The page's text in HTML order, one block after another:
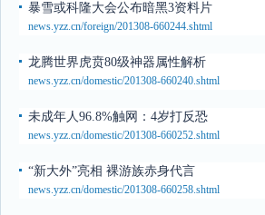
暴雪或科隆大会公布暗黑3资料片
news.yzz.cn/foreign/201308-660244.shtml
龙腾世界虎贲80级神器属性解析
news.yzz.cn/domestic/201308-660240.shtml
未成年人96.8%触网：4岁打反恐
news.yzz.cn/domestic/201308-660252.shtml
“新大外”亮相 裸游族赤身代言
news.yzz.cn/domestic/201308-660258.shtml